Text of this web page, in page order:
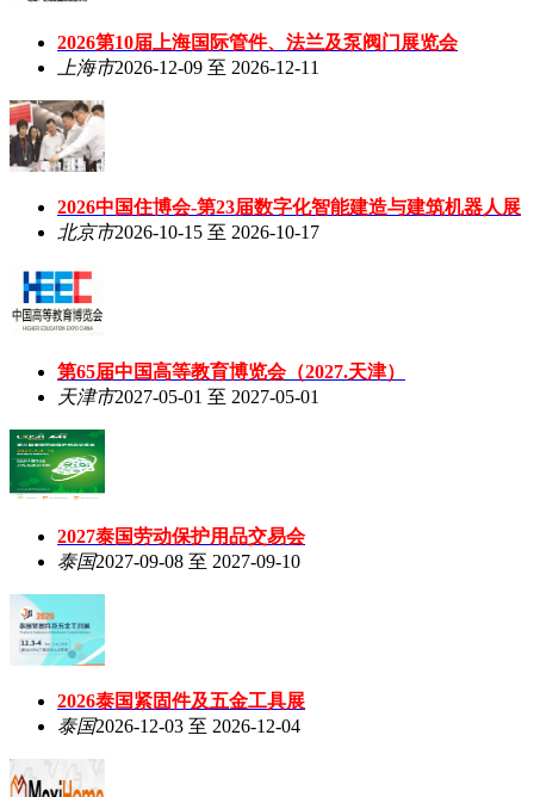
2026第10届上海国际管件、法兰及泵阀门展览会
上海市2026-12-09 至 2026-12-11
2026中国住博会-第23届数字化智能建造与建筑机器人展
北京市2026-10-15 至 2026-10-17
第65届中国高等教育博览会（2027.天津）
天津市2027-05-01 至 2027-05-01
2027泰国劳动保护用品交易会
泰国2027-09-08 至 2027-09-10
2026泰国紧固件及五金工具展
泰国2026-12-03 至 2026-12-04